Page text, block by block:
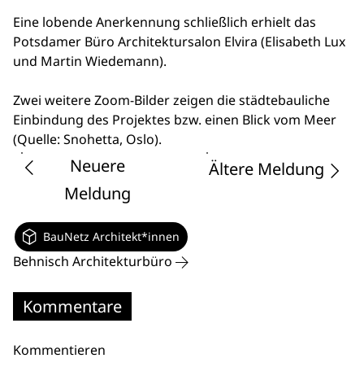
Eine lobende Anerkennung schließlich erhielt das
Potsdamer Büro Architektursalon Elvira (Elisabeth Lux
und Martin Wiedemann).
Zwei weitere Zoom-Bilder zeigen die städtebauliche
Einbindung des Projektes bzw. einen Blick vom Meer
(Quelle: Snohetta, Oslo).
Neuere
Meldung
Ältere Meldung
BauNetz Architekt*innen
Behnisch Architekturbüro
Kommentare
Kommentieren